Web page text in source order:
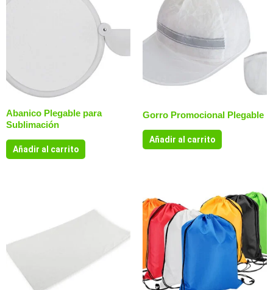
Abanico Plegable para
Sublimación
Añadir al carrito
Gorro Promocional Plegable
Añadir al carrito